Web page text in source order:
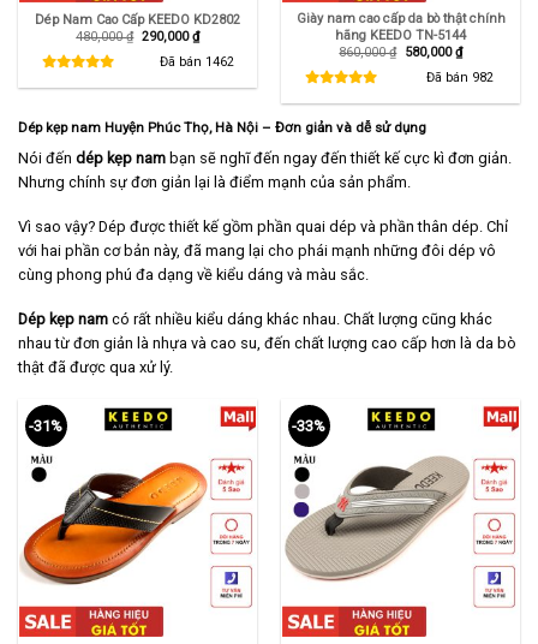
Dép Nam Cao Cấp KEEDO KD2802
480,000₫ Giá
290,000₫Giá
hiện
tại
Đã bán 1462
Giày nam cao cấp da bò thật chính
hãng KEEDO TN-5144
860,000₫ Giá
580,000₫Giá
hiện
tại
Đã bán 982
Dép kẹp nam Huyện Phúc Thọ, Hà Nội – Đơn giản và dễ sử dụng
Nói đến dép kẹp nam bạn sẽ nghĩ đến ngay đến thiết kế cực kì đơn giản.
Nhưng chính sự đơn giản lại là điểm mạnh của sản phẩm.
Vì sao vậy? Dép được thiết kế gồm phần quai dép và phần thân dép. Chỉ
với hai phần cơ bản này, đã mang lại cho phái mạnh những đôi dép vô
cùng phong phú đa dạng về kiểu dáng và màu sắc.
Dép kẹp nam có rất nhiều kiểu dáng khác nhau. Chất lượng cũng khác
nhau từ đơn giản là nhựa và cao su, đến chất lượng cao cấp hơn là da bò
thật đã được qua xử lý.
-31% -33%